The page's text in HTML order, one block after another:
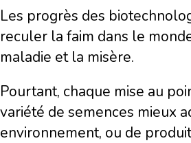
Les progrès des
reculer la faim dans le
maladie et la misère.
Pourtant, chaque mise au
variété de semences mieux
environnement, ou de